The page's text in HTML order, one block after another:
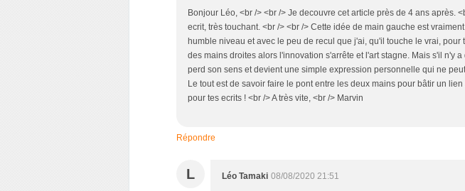
Bonjour Léo, <br /> <br /> Je decouvre cet article près de 4 ans après.
ecrit, très touchant. <br /> <br /> Cette idée de main gauche est
humble niveau et avec le peu de recul que j'ai, qu'il touche le vrai, pour
des mains droites alors l'innovation s'arrête et l'art stagne. Mais s'il n'y
perd son sens et devient une simple expression personnelle qui ne
Le tout est de savoir faire le pont entre les deux mains pour bâtir un
pour tes ecrits ! <br /> A très vite, <br /> Marvin
Répondre
L Léo Tamaki 08/08/2020 21:51